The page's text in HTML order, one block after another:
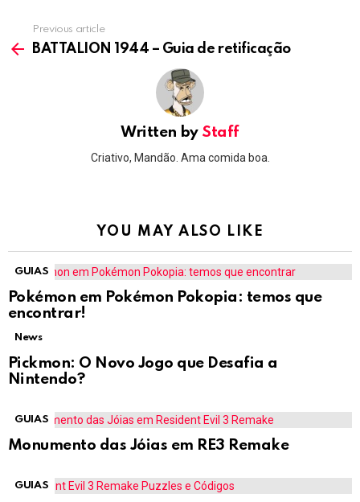
more
Previous article
BATTALION 1944 – Guia de retificação
Written by Staff
Criativo, Mandão. Ama comida boa.
YOU MAY ALSO LIKE
GUIAS
Pokémon em Pokémon Pokopia: temos que
encontrar!
News
Pickmon: O Novo Jogo que Desafia a
Nintendo?
GUIAS
Monumento das Jóias em RE3 Remake
GUIAS